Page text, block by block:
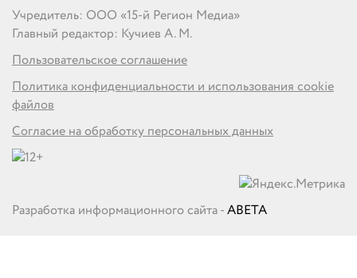
Учредитель: ООО «15-й Регион Медиа»
Главный редактор: Кучиев А. М.
Пользовательское соглашение
Политика конфиденциальности и использования cookie
файлов
Согласие на обработку персональных данных
Разработка информационного сайта -ABETA